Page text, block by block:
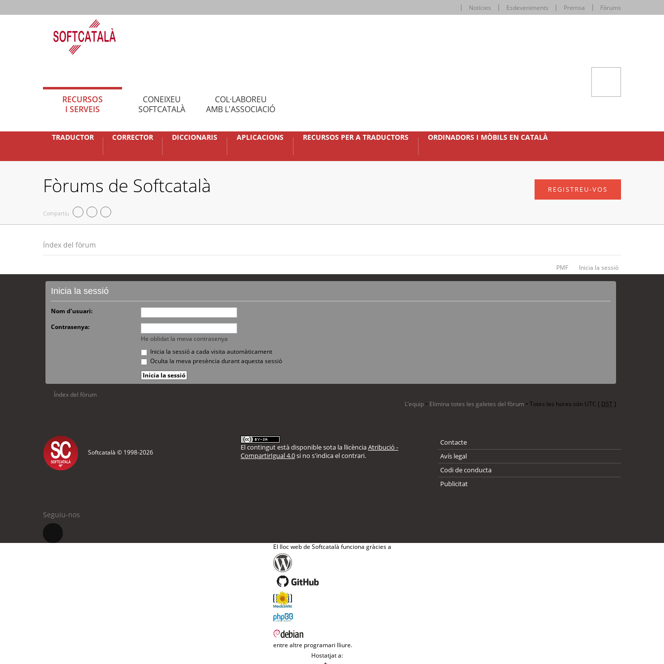
Notícies Esdeveniments Premsa Fòrums
RECURSOS
I SERVEIS
CONEIXEU
SOFTCATALÀ
COL·LABOREU
AMB L'ASSOCIACIÓ
TRADUCTOR CORRECTOR DICCIONARIS APLICACIONS RECURSOS PER A TRADUCTORS ORDINADORS I MÒBILS EN CATALÀ
Fòrums de Softcatalà
Compartiu
REGISTREU-VOS
Índex del fòrum
PMF Inicia la sessió
Inicia la sessió
Nom d’usuari:
Contrasenya:
He oblidat la meva contrasenya
Inicia la sessió a cada visita automàticament
Oculta la meva presència durant aquesta sessió
Índex del fòrum
L’equip • Elimina totes les galetes del fòrum • Totes les hores són UTC [ DST]
Softcatalà © 1998-2026
El contingut està disponible sota la llicènciaAtribució -
CompartirIgual 4.0si no s'indica el contrari.
Contacte
Avís legal
Codi de conducta
Publicitat
Seguiu-nos
El lloc web de Softcatalà funciona gràcies a
entre altre programari lliure.
Hostatjat a: